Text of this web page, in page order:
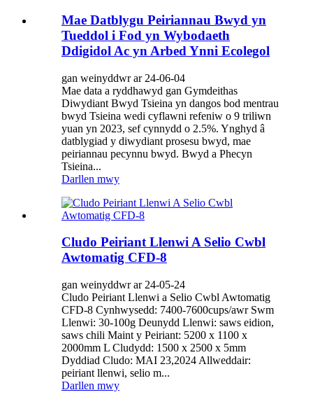
Mae Datblygu Peiriannau Bwyd yn
Tueddol i Fod yn Wybodaeth
Ddigidol Ac yn Arbed Ynni Ecolegol
gan weinyddwr ar 24-06-04
Mae data a ryddhawyd gan Gymdeithas
Diwydiant Bwyd Tsieina yn dangos bod mentrau
bwyd Tsieina wedi cyflawni refeniw o 9 triliwn
yuan yn 2023, sef cynnydd o 2.5%. Ynghyd â
datblygiad y diwydiant prosesu bwyd, mae
peiriannau pecynnu bwyd. Bwyd a Phecyn
Tsieina...
Darllen mwy
Cludo Peiriant Llenwi A Selio Cwbl
Awtomatig CFD-8
gan weinyddwr ar 24-05-24
Cludo Peiriant Llenwi a Selio Cwbl Awtomatig
CFD-8 Cynhwysedd: 7400-7600cups/awr Swm
Llenwi: 30-100g Deunydd Llenwi: saws eidion,
saws chili Maint y Peiriant: 5200 x 1100 x
2000mm L Cludydd: 1500 x 2500 x 5mm
Dyddiad Cludo: MAI 23,2024 Allweddair:
peiriant llenwi, selio m...
Darllen mwy